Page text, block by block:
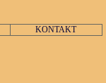
KONTAKT